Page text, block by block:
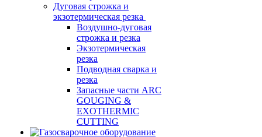
Дуговая строжка и
экзотермическая резка
Воздушно-дуговая
строжка и резка
Экзотермическая
резка
Подводная сварка и
резка
Запасные части ARC
GOUGING &
EXOTHERMIC
CUTTING